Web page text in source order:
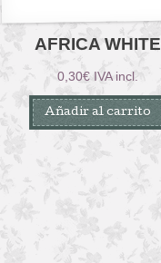
AFRICA WHITE
0,30€ IVA incl.
Añadir al carrito